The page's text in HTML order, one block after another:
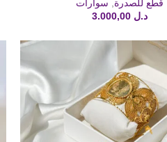
قطع للصدرة
سوارات
د.ل 3.000,00